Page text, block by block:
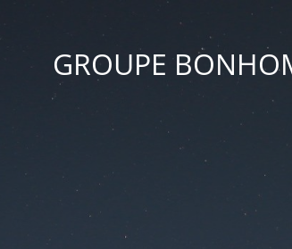
GROUPE